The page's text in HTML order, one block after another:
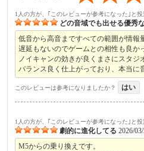
1人の方が、｢このレビューが参考になった｣と投
どの音域でも出せる優秀
低音から高音まですべての範囲が情報
遅延もないのでゲームとの相性も良か
ノイキャンの効きが良くまさにスタジ
バランス良く仕上がっており、本当に
このレビューは参考になりましたか？ はい
1人の方が、｢このレビューが参考になった｣と投
劇的に進化してる 2026/
M5からの乗り換えです。